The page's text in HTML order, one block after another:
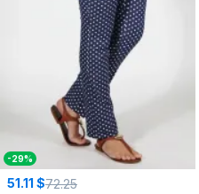
-29%
51.11 $72.25